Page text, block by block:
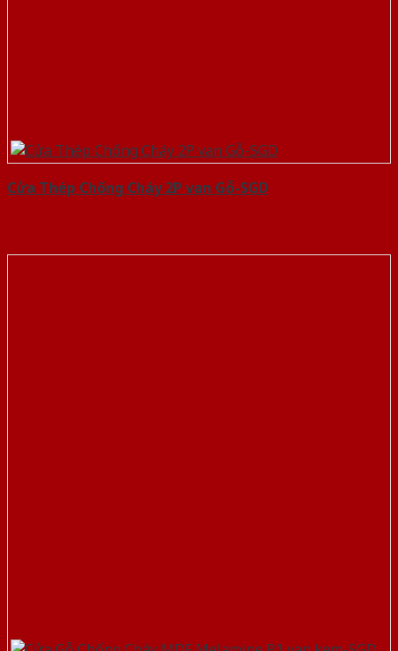
Cửa Thép Chống Cháy 2P van Gỗ-SGD